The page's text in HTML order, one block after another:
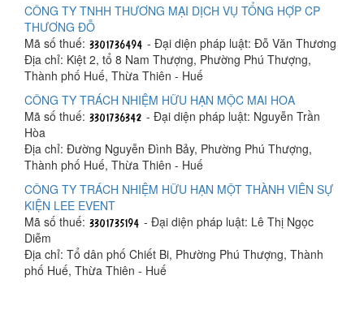
CÔNG TY TNHH THƯƠNG MẠI DỊCH VỤ TỔNG HỢP CP
THƯƠNG ĐỖ
Mã số thuế:
- Đại diện pháp luật: Đỗ Văn Thương
Địa chỉ: Kiệt 2, tổ 8 Nam Thượng, Phường Phú Thượng,
Thành phố Huế, Thừa Thiên - Huế
CÔNG TY TRÁCH NHIỆM HỮU HẠN MỘC MAI HOA
Mã số thuế:
- Đại diện pháp luật: Nguyễn Trần
Hòa
Địa chỉ: Đường Nguyễn Đình Bảy, Phường Phú Thượng,
Thành phố Huế, Thừa Thiên - Huế
CÔNG TY TRÁCH NHIỆM HỮU HẠN MỘT THÀNH VIÊN SỰ
KIỆN LEE EVENT
Mã số thuế:
- Đại diện pháp luật: Lê Thị Ngọc
Diễm
Địa chỉ: Tổ dân phố Chiết Bi, Phường Phú Thượng, Thành
phố Huế, Thừa Thiên - Huế